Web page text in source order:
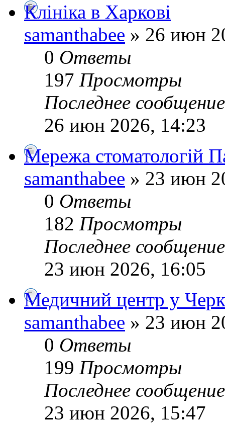
Клініка в Харкові
samanthabee » 26 июн
0 Ответы
197 Просмотры
Последнее
26 июн 2026, 14:23
Мережа стоматологій
samanthabee » 23 июн
0 Ответы
182 Просмотры
Последнее
23 июн 2026, 16:05
Медичний центр у
samanthabee » 23 июн
0 Ответы
199 Просмотры
Последнее
23 июн 2026, 15:47